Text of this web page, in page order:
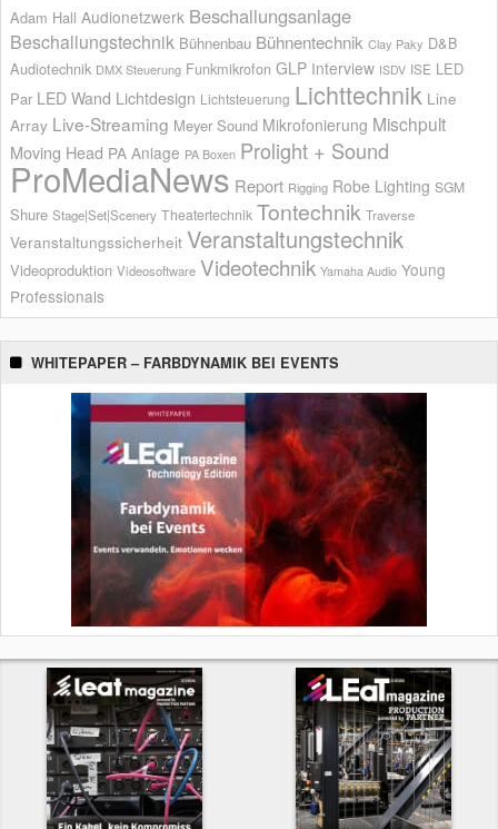
Adam Hall Audionetzwerk Beschallungsanlage
Beschallungstechnik Bühnenbau Bühnentechnik Clay Paky D&B
Audiotechnik DMX Steuerung Funkmikrofon GLP Interview ISDV ISE LED
Par LED Wand Lichtdesign Lichtsteuerung Lichttechnik Line
Array Live-Streaming Meyer Sound Mikrofonierung Mischpult
Moving Head PA Anlage PA Boxen Prolight + Sound
ProMediaNews Report Rigging Robe Lighting SGM
Shure Stage|Set|Scenery Theatertechnik Tontechnik Traverse
Veranstaltungssicherheit Veranstaltungstechnik
Videoproduktion Videosoftware Videotechnik Yamaha Audio Young
Professionals
WHITEPAPER – FARBDYNAMIK BEI EVENTS